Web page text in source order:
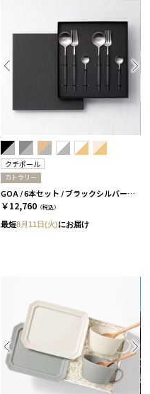
クチポール
カトラリー
GOA / 6本セット / ブラックシルバー［クチポール］
￥12,760 （税込）
最短8月11日(火)にお届け